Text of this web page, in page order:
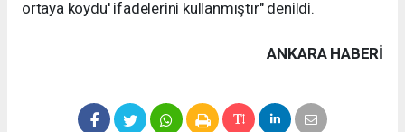
ortaya koydu' ifadelerini kullanmıştır" denildi.
ANKARA HABERİ